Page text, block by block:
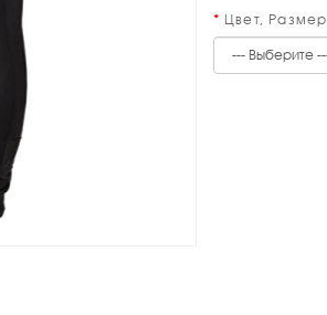
Цвет, Размер